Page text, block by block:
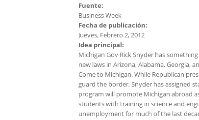
Fuente:
Business Week
Fecha de publicación:
Jueves, Febrero 2, 2012
Idea principal:
Michigan Gov Rick Snyder has
new laws in Arizona, Alabama, Georgia,
Come to Michigan. While Republican
guard the border, Snyder has assigned
program will promote Michigan abroad
students with training in science and
unemployment for much of the last